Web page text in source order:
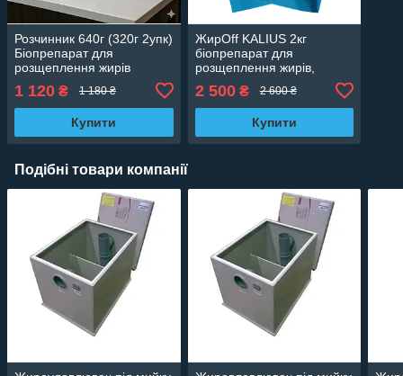
Розчинник 640г (320г 2упк)
Біопрепарат для
розщеплення жирів
1 120 ₴ 1 180 ₴
Купити
ЖирOff KALIUS 2кг
біопрепарат для
розщеплення жирів,
Комплект акційний
2 500₴ 2 600 ₴
Купити
Подібні товари компанії